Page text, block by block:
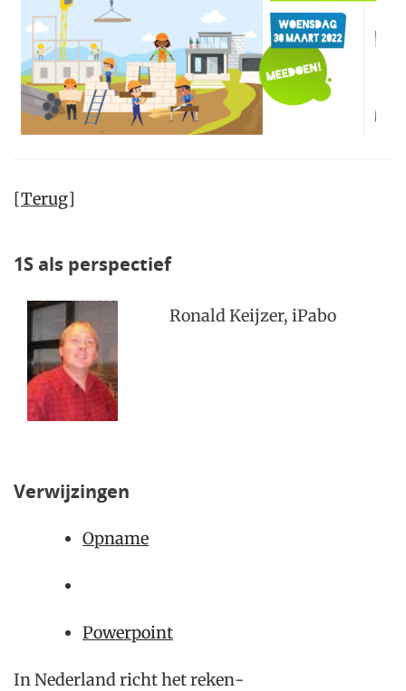
[Terug]
1S als perspectief
Ronald Keijzer, iPabo
Verwijzingen
Opname
Powerpoint
In Nederland richt het reken-